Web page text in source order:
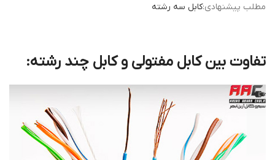
مطلب پیشنهادی:کابل سه رشته
تفاوت بین کابل مفتولی و کابل چند رشته: